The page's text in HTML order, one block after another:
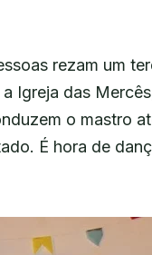
rezam um
Igreja das
o mastro
É hora de